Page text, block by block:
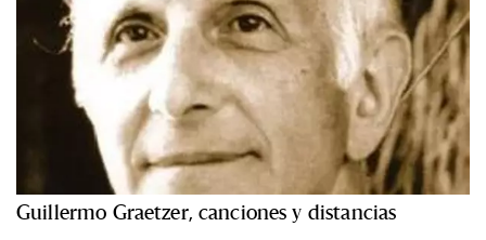
Guillermo Graetzer, canciones y distancias